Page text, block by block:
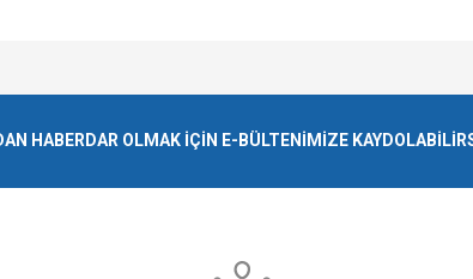
görüntülenemiyor.
olmalı.
HABERDAR OLMAK İÇİN E-BÜLTENİMİZE